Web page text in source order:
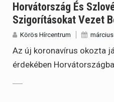
Horvátország És
Szigorításokat Vezet
Körös Hírcentrum
Az új koronavírus okozta
érdekében